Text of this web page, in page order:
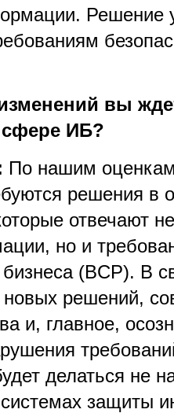
Решение
вы
сфере ИБ?
По нашим
решения в
отвечают
но и
(BCP). В
решений,
и, главное,
делаться не
защиты